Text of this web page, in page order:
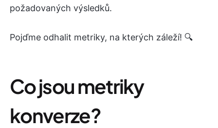
požadovaných výsledků.
Pojďme odhalit metriky, na kterých záleží! 🔍
Co jsou metriky
konverze?